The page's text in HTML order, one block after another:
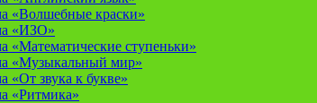
«Волшебные краски»
«ИЗО»
«Математические ступеньки»
«Музыкальный мир»
«От звука к букве»
«Ритмика»